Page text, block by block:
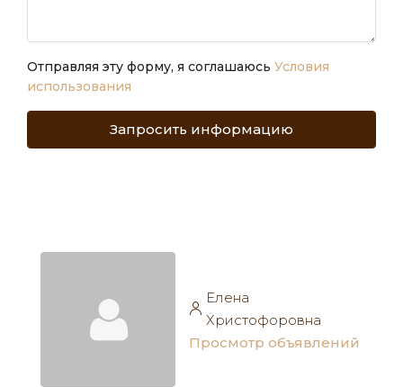
Отправляя эту форму, я соглашаюсь Условия
использования
Запросить информацию
Елена
Христофоровна
Просмотр объявлений